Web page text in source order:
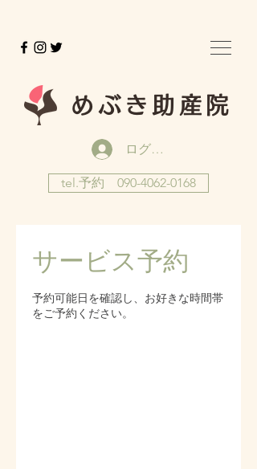
めぶき助産院
ログイン
tel.予約 090-4062-0168
サービス予約
予約可能日を確認し、お好きな時間帯
をご予約ください。